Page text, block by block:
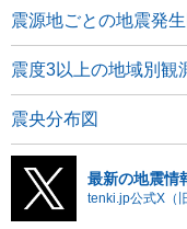
震源地ごとの地震発
震度3以上の地域別観
震央分布図
最新の地震情
tenki.jp公式X（